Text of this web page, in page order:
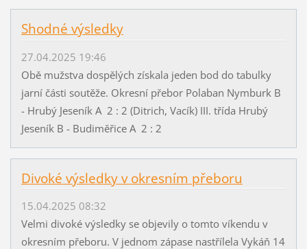
Shodné výsledky
27.04.2025 19:46
Obě mužstva dospělých získala jeden bod do tabulky
jarní části soutěže. Okresní přebor Polaban Nymburk B
- Hrubý Jeseník A 2 : 2 (Ditrich, Vacík) III. třída Hrubý
Jeseník B - Budiměřice A 2 : 2
Divoké výsledky v okresním přeboru
15.04.2025 08:32
Velmi divoké výsledky se objevily o tomto víkendu v
okresním přeboru. V jednom zápase nastřílela Vykáň 14